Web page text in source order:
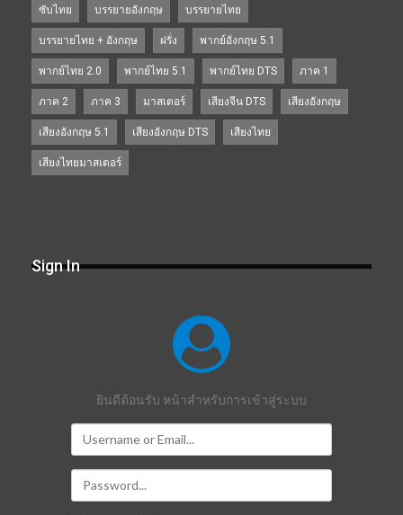
ซับไทย บรรยายอังกฤษ บรรยายไทย
บรรยายไทย + อังกฤษ ฝรั่ง พากย์อังกฤษ 5.1
พากย์ไทย 2.0 พากย์ไทย 5.1 พากย์ไทย DTS ภาค 1
ภาค 2 ภาค 3 มาสเตอร์ เสียงจีน DTS เสียงอังกฤษ
เสียงอังกฤษ 5.1 เสียงอังกฤษ DTS เสียงไทย
เสียงไทยมาสเตอร์
Sign In
ยินดีต้อนรับ หน้าสำหรับการเข้าสู่ระบบ